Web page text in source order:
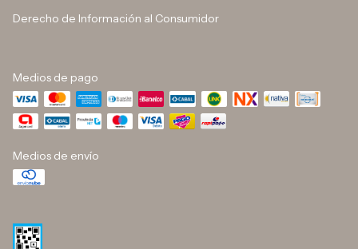
Derecho de Información al Consumidor
Medios de pago
Medios de envío